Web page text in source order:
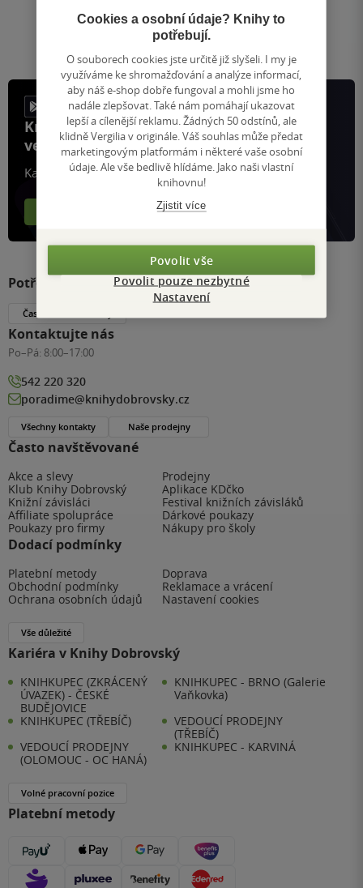
Přejít
na
stránku
Knihy, recenze a klubové výhody
ve vaší kapse a naší appce KDčko
Každý měsíc společně přečteme tisíce knih
Více o klubu
Často navštěvované
Akce a slevy
Prodejny
Klub Knihy Dobrovský
Aplikace KDčko
Knižní závisláci
Festival knižních závisláků
Affiliate spolupráce
Dárkové poukazy
Poukazy pro firmy
Nákupy pro školy
Dodací podmínky
Platební metody
Doprava
Obchodní podmínky
Reklamace a vrácení
Ochrana osobních údajů
Nastavení cookies
Vše důležité
Kariéra v Knihy Dobrovský
KNIHKUPEC (ZKRÁCENÝ
ÚVAZEK) - ČESKÉ
BUDĚJOVICE
KNIHKUPEC - BRNO (Galerie
Vaňkovka)
KNIHKUPEC (TŘEBÍČ)
VEDOUCÍ PRODEJNY
(TŘEBÍČ)
VEDOUCÍ PRODEJNY
(OLOMOUC - OC HANÁ)
KNIHKUPEC - KARVINÁ
Volné pracovní pozice
Platební metody
Potřebujete s něčím poradit?
Často kladené dotazy
Kontaktujte nás
Po–Pá: 8:00–17:00
542 220 320
poradime@knihydobrovsky.cz
Všechny kontakty Naše prodejny
Cookies a osobní údaje? Knihy to
potřebují.
O souborech cookies jste určitě již slyšeli. I my je
využíváme ke shromažďování a analýze informací,
aby náš e-shop dobře fungoval a mohli jsme ho
nadále zlepšovat. Také nám pomáhají ukazovat
lepší a cílenější reklamu. Žádných 50 odstínů, ale
klidně Vergilia v originále. Váš souhlas může předat
marketingovým platformám i některé vaše osobní
údaje. Ale vše bedlivě hlídáme. Jako naši vlastní
knihovnu!
Zjistit více
Povolit vše
Povolit pouze nezbytné
Nastavení